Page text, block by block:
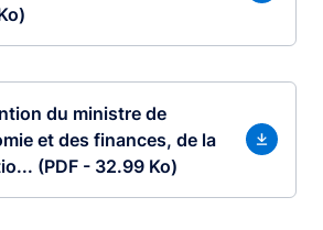
du ministre de
et des finances, de la
(PDF - 32.99 Ko)